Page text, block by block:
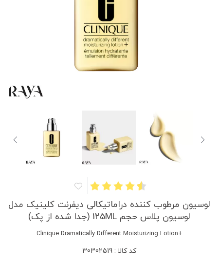
لوسیون مرطوب کننده دراماتیکالی دیفرنت کلینیک مدل
لوسیون پلاس حجم 125ML (جدا شده از پک)
+Clinique Dramatically Different Moisturizing Lotion
کد کالا : 30302519